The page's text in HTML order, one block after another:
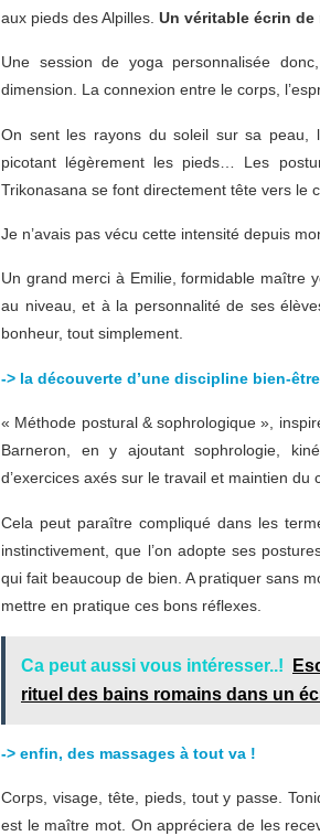
aux pieds des Alpilles. Un véritable écrin de
Une session de yoga personnalisée
dimension. La connexion entre le corps,
On sent les rayons du soleil sur sa peau,
picotant légèrement les pieds… Les
Trikonasana se font directement tête vers le
Je n’avais pas vécu cette intensité depuis
Un grand merci à Emilie, formidable maître
au niveau, et à la personnalité de ses
bonheur, tout simplement.
-> la découverte d’une discipline bien-être
« Méthode postural & sophrologique »,
Barneron, en y ajoutant sophrologie,
d’exercices axés sur le travail et maintien
Cela peut paraître compliqué dans les
instinctivement, que l’on adopte ses
qui fait beaucoup de bien. A pratiquer sans
mettre en pratique ces bons réflexes.
Ca peut aussi vous intéresser..!
rituel des bains romains dans un
-> enfin, des massages à tout va !
Corps, visage, tête, pieds, tout y passe.
est le maître mot. On appréciera de les